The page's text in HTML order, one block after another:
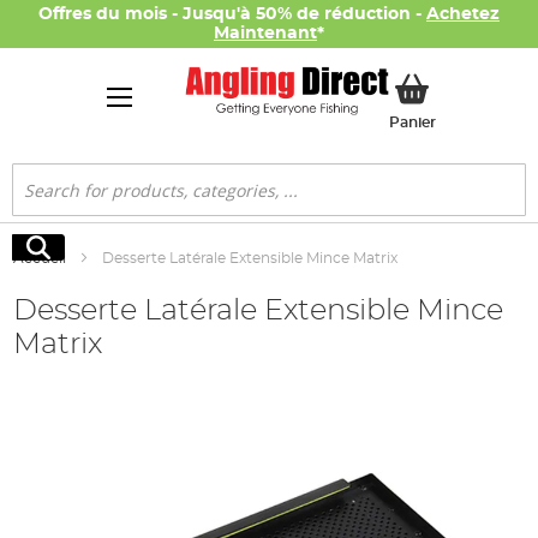
Offres du mois - Jusqu'à 50% de réduction - Achetez
Maintenant*
PanierMon panier
Rechercher
Rechercher
Accueil Desserte Latérale Extensible Mince Matrix
Desserte Latérale Extensible Mince
Matrix